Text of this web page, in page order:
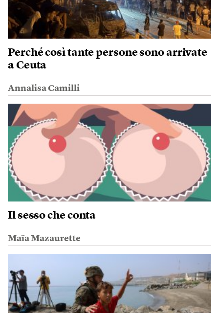
Perché così tante persone sono arrivate
a Ceuta
Annalisa Camilli
Il sesso che conta
Maïa Mazaurette